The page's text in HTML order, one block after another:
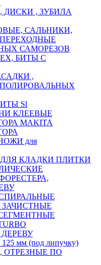
ДИСКИ , ЗУБИЛА
САЛЬНИКИ,
САМОРЕЗОВ
БИТЫ С
,
Sl
КЛЕЕВЫЕ
MAKITA
для
КЛАДКИ ПЛИТКИ
ЗАЧИСТНЫЕ
мм (под липучку)
ОТРЕЗНЫЕ ПО